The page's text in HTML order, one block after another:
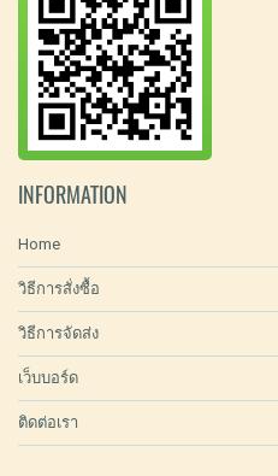
INFORMATION
Home
วิธีการสั่งซื้อ
วิธีการจัดส่ง
เว็บบอร์ด
ติดต่อเรา